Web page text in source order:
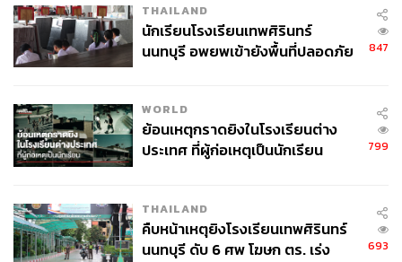
THAILAND
นักเรียนโรงเรียนเทพศิรินทร์
นนทบุรี อพยพเข้ายังพื้นที่ปลอดภัย
847
WORLD
ย้อนเหตุกราดยิงในโรงเรียนต่าง
ประเทศ ที่ผู้ก่อเหตุเป็นนักเรียน
799
THAILAND
คืบหน้าเหตุยิงโรงเรียนเทพศิรินทร์
นนทบุรี ดับ 6 ศพ โฆษก ตร. เร่ง
693